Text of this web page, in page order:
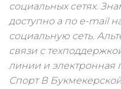
социальных сетях.
доступно а по e-mail
социальную сеть.
связи с
линии и электронная
Спорт В